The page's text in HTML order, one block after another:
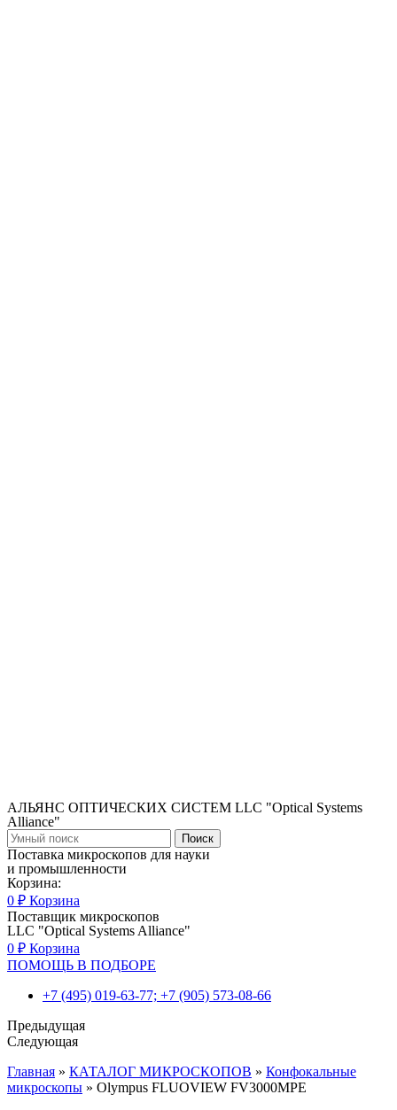
АЛЬЯНС ОПТИЧЕСКИХ СИСТЕМ LLC "Optical Systems
Alliance"
Поиск
Поставка микроскопов для науки
и промышленности
Корзина:
0 ₽ Корзина
Поставщик микроскопов
LLC "Optical Systems Alliance"
0 ₽ Корзина
ПОМОЩЬ В ПОДБОРЕ
+7 (495) 019-63-77; +7 (905) 573-08-66
Предыдущая
Следующая
Главная » КАТАЛОГ МИКРОСКОПОВ » Конфокальные
микроскопы » Olympus FLUOVIEW FV3000MPE